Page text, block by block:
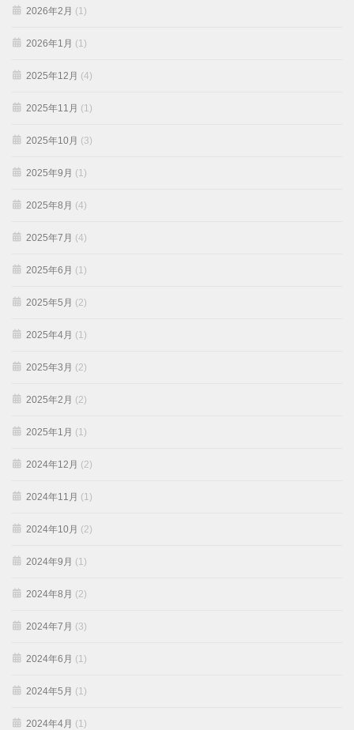
2026年2月 (1)
2026年1月 (1)
2025年12月 (4)
2025年11月 (1)
2025年10月 (3)
2025年9月 (1)
2025年8月 (4)
2025年7月 (4)
2025年6月 (1)
2025年5月 (2)
2025年4月 (1)
2025年3月 (2)
2025年2月 (2)
2025年1月 (1)
2024年12月 (2)
2024年11月 (1)
2024年10月 (2)
2024年9月 (1)
2024年8月 (2)
2024年7月 (3)
2024年6月 (1)
2024年5月 (1)
2024年4月 (1)